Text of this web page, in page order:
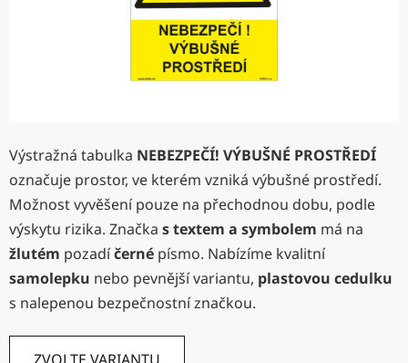
Výstražná tabulka NEBEZPEČÍ! VÝBUŠNÉ PROSTŘEDÍ
označuje prostor, ve kterém vzniká výbušné prostředí.
Možnost vyvěšení pouze na přechodnou dobu, podle
výskytu rizika. Značka s textem a symbolem má na
žlutém pozadíčerné písmo. Nabízíme kvalitní
samolepku nebo pevnější variantu, plastovou cedulku
s nalepenou bezpečnostní značkou.
ZVOLTE VARIANTU